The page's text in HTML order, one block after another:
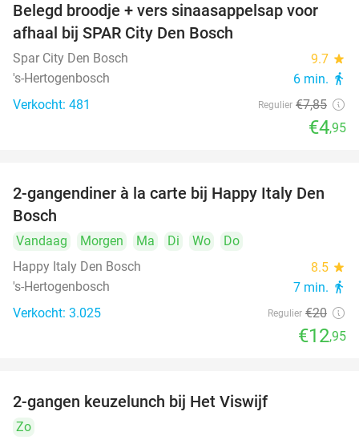
37%
Belegd broodje + vers sinaasappelsap voor
afhaal bij SPAR City Den Bosch
Spar City Den Bosch 9.7 star
's-Hertogenbosch 6 min. directions_walk
Verkocht: 481 Regulier €7,85
€4,95
35%
2-gangendiner à la carte bij Happy Italy Den
Bosch
Vandaag Morgen Ma Di Wo
Do
Happy Italy Den Bosch
8.5 star
's-Hertogenbosch 7 min. directions_walk
Verkocht: 3.025 Regulier €20
€12,95
2-gangen keuzelunch bij Het Viswijf
Zo